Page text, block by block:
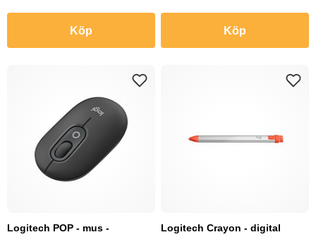
Köp Köp
Logitech POP - mus -
Logitech Crayon - digital